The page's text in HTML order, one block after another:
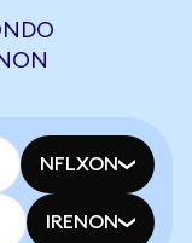
NFLXON
IRENON